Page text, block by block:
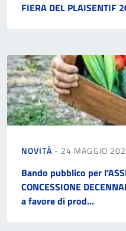
FIERA DEL PLAISENTIF
NOVITÀ - 24 MAGGIO
Bando pubblico per
CONCESSIONE
a favore di prod...